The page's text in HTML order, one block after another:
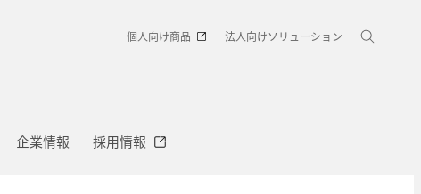
企業情報 採用情報
個人向け商品 法人向けソリューション